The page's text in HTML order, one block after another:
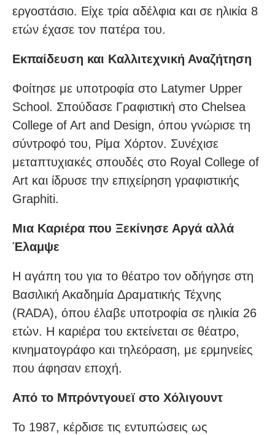
εργοστάσιο. Είχε τρία αδέλφια και σε ηλικία 8
ετών έχασε τον πατέρα του.
Εκπαίδευση και Καλλιτεχνική Αναζήτηση
Φοίτησε με υποτροφία στο Latymer Upper
School. Σπούδασε Γραφιστική στο Chelsea
College of Art and Design, όπου γνώρισε τη
σύντροφό του, Ρίμα Χόρτον. Συνέχισε
μεταπτυχιακές σπουδές στο Royal College of
Art και ίδρυσε την επιχείρηση γραφιστικής
Graphiti.
Μια Καριέρα που Ξεκίνησε Αργά αλλά
Έλαμψε
Η αγάπη του για το θέατρο τον οδήγησε στη
Βασιλική Ακαδημία Δραματικής Τέχνης
(RADA), όπου έλαβε υποτροφία σε ηλικία 26
ετών. Η καριέρα του εκτείνεται σε θέατρο,
κινηματογράφο και τηλεόραση, με ερμηνείες
που άφησαν εποχή.
Από το Μπρόντγουεϊ στο Χόλιγουντ
Το 1987, κέρδισε τις εντυπώσεις ως